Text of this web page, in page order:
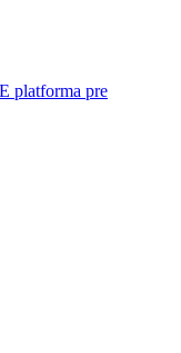
platforma pre